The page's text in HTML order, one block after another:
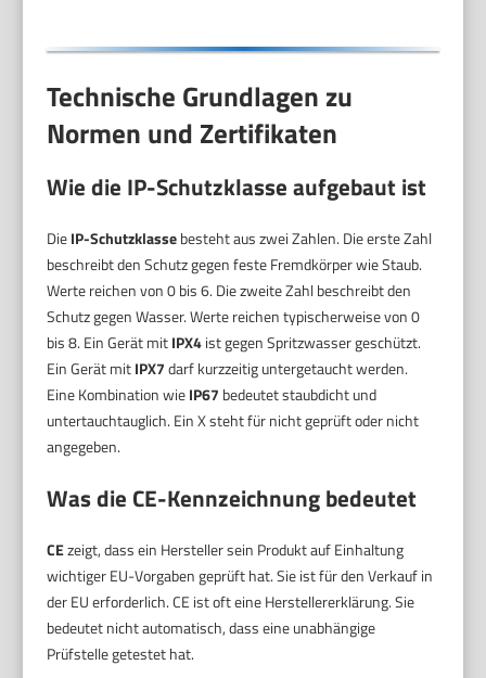
Technische Grundlagen zu
Normen und Zertifikaten
Wie die IP-Schutzklasse aufgebaut ist
DieIP-Schutzklassebesteht aus zwei Zahlen. Die erste Zahl
beschreibt den Schutz gegen feste Fremdkörper wie Staub.
Werte reichen von 0 bis 6. Die zweite Zahl beschreibt den
Schutz gegen Wasser. Werte reichen typischerweise von 0
bis 8. Ein Gerät mitIPX4ist gegen Spritzwasser geschützt.
Ein Gerät mitIPX7darf kurzzeitig untergetaucht werden.
Eine Kombination wieIP67 bedeutet staubdicht und
untertauchtauglich. Ein X steht für nicht geprüft oder nicht
angegeben.
Was die CE-Kennzeichnung bedeutet
CEzeigt, dass ein Hersteller sein Produkt auf Einhaltung
wichtiger EU-Vorgaben geprüft hat. Sie ist für den Verkauf in
der EU erforderlich. CE ist oft eine Herstellererklärung. Sie
bedeutet nicht automatisch, dass eine unabhängige
Prüfstelle getestet hat.